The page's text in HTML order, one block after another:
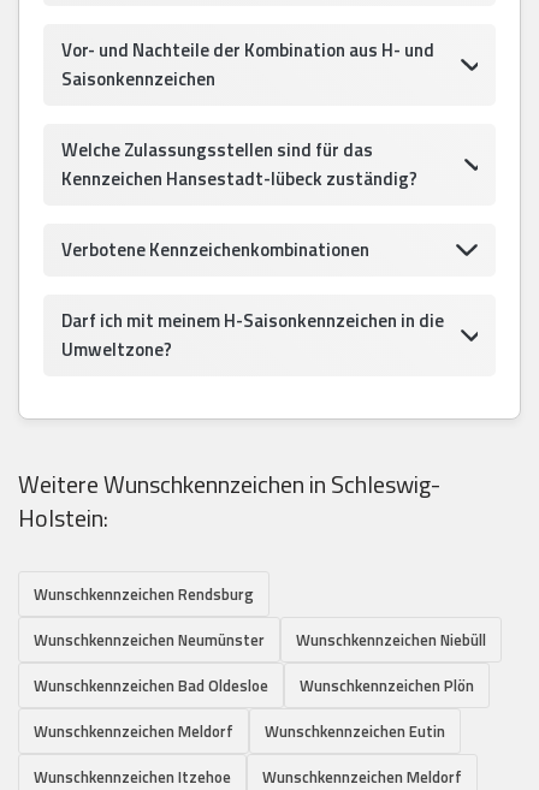
Vor- und Nachteile der Kombination aus H- und
Saisonkennzeichen
Welche Zulassungsstellen sind für das
Kennzeichen Hansestadt-lübeck zuständig?
Verbotene Kennzeichenkombinationen
Darf ich mit meinem H-Saisonkennzeichen in die
Umweltzone?
Weitere Wunschkennzeichen in Schleswig-
Holstein:
Wunschkennzeichen Rendsburg
Wunschkennzeichen Neumünster
Wunschkennzeichen Niebüll
Wunschkennzeichen Bad Oldesloe
Wunschkennzeichen Plön
Wunschkennzeichen Meldorf
Wunschkennzeichen Eutin
Wunschkennzeichen Itzehoe
Wunschkennzeichen Meldorf